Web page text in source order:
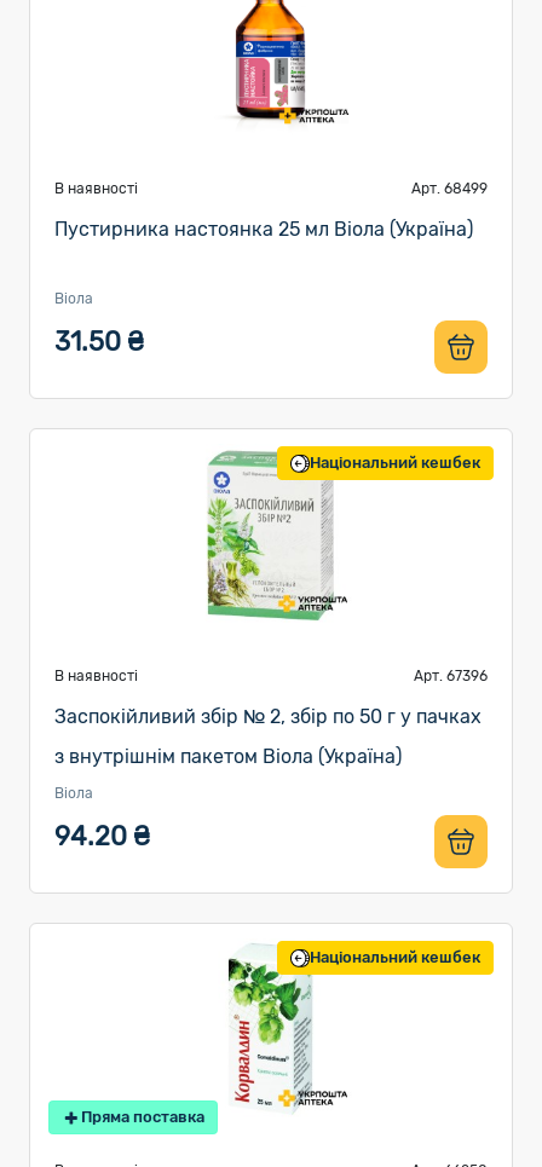
В наявності Арт. 68499
Пустирника настоянка 25 мл Віола (Україна)
Віола
31.50 ₴
Національний кешбек
В наявності Арт. 67396
Заспокійливий збір № 2, збір по 50 г у пачках
з внутрішнім пакетом Віола (Україна)
Віола
94.20 ₴
Національний кешбек
Пряма поставка